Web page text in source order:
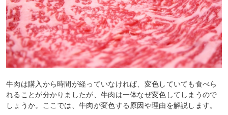
牛肉は購入から時間が経っていなければ、変色していても食べら
れることが分かりましたが、牛肉は一体なぜ変色してしまうので
しょうか。ここでは、牛肉が変色する原因や理由を解説します。